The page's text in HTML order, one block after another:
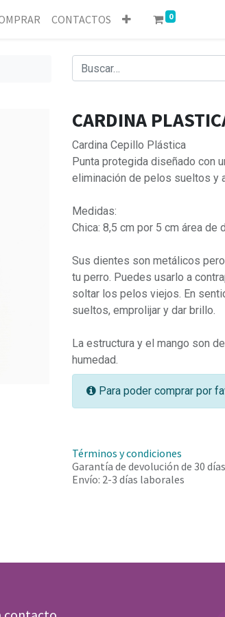
CONTACTOS 0
CARDINA
Cardina Cepillo Plástica
Punta protegida diseñado con
eliminación de pelos sueltos y
Medidas:
Chica: 8,5 cm por 5 cm área
Sus dientes son metálicos
tu perro. Puedes usarlo a
soltar los pelos viejos. En
sueltos, emprolijar y dar brillo.
La estructura y el mango son
humedad.
Para poder comprar por
Términos y condiciones
Garantía de devolución de 30 días
Envío: 2-3 días laborales